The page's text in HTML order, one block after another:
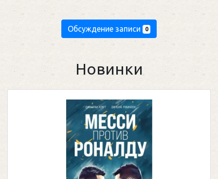
Обсуждение записи 0
Новинки